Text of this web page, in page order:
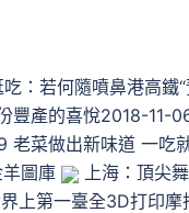
：若何隨噴鼻港高鐵
豐產的喜悅2018-11-
老菜做出新味道 一吃
圖庫 上海：頂尖
上第一臺全3D打印摩